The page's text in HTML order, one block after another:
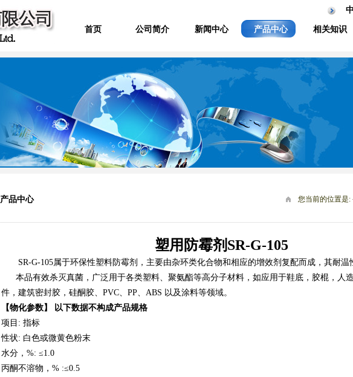
首页 公司简介 新闻中心 产品中心 相关知识
产品中心 您当前的位置是:
塑用防霉剂SR-G-105
SR-G-105属于环保性塑料防霉剂，主要由杂环类化合物和相应的增效剂复配而成，其耐温
本品有效杀灭真菌，广泛用于各类塑料、聚氨酯等高分子材料，如应用于鞋底，胶棍，人
件，建筑密封胶，硅酮胶、PVC、PP、ABS 以及涂料等领域。
【物化参数】 以下数据不构成产品规格
项目: 指标
性状: 白色或微黄色粉末
水分，%: ≤1.0
丙酮不溶物，% :≤0.5